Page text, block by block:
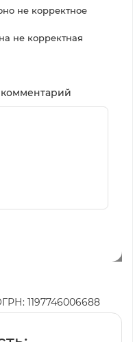
не корректное
не корректная
комментарий
1197746006688